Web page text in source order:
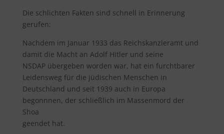
Die schlichten Fakten sind schnell in Erinnerung
gerufen:
Nachdem im Januar 1933 das Reichskanzleramt und
damit die Macht an Adolf Hitler und seine
NSDAP übergeben worden war, hat ein furchtbarer
Leidensweg für die jüdischen Menschen in
Deutschland und seit 1939 auch in Europa
begonnnen, der schließlich im Massenmord der
Shoa
geendet hat.